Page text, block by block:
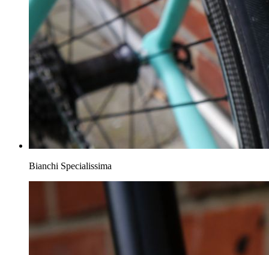
Bianchi Specialissima